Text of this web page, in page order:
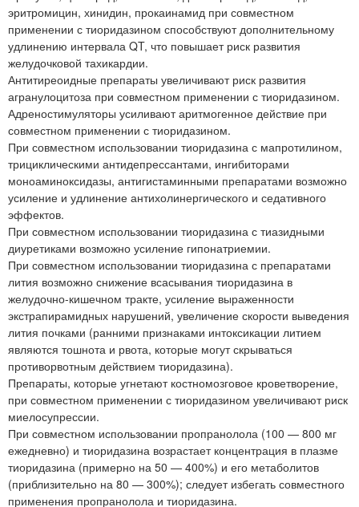
эритромицин, хинидин, прокаинамид при совместном
применении с тиоридазином способствуют дополнительному
удлинению интервала QT, что повышает риск развития
желудочковой тахикардии.
Антитиреоидные препараты увеличивают риск развития
агранулоцитоза при совместном применении с тиоридазином.
Адреностимуляторы усиливают аритмогенное действие при
совместном применении с тиоридазином.
При совместном использовании тиоридазина с мапротилином,
трициклическими антидепрессантами, ингибиторами
моноаминоксидазы, антигистаминными препаратами возможно
усиление и удлинение антихолинергического и седативного
эффектов.
При совместном использовании тиоридазина с тиазидными
диуретиками возможно усиление гипонатриемии.
При совместном использовании тиоридазина с препаратами
лития возможно снижение всасывания тиоридазина в
желудочно-кишечном тракте, усиление выраженности
экстрапирамидных нарушений, увеличение скорости выведения
лития почками (ранними признаками интоксикации литием
являются тошнота и рвота, которые могут скрываться
противорвотным действием тиоридазина).
Препараты, которые угнетают костномозговое кроветворение,
при совместном применении с тиоридазином увеличивают риск
миелосупрессии.
При совместном использовании пропранолола (100 — 800 мг
ежедневно) и тиоридазина возрастает концентрация в плазме
тиоридазина (примерно на 50 — 400%) и его метаболитов
(приблизительно на 80 — 300%); следует избегать совместного
применения пропранолола и тиоридазина.